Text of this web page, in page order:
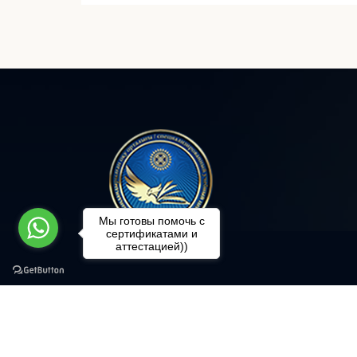
Мы готовы помочь с
сертификатами и
аттестацией))